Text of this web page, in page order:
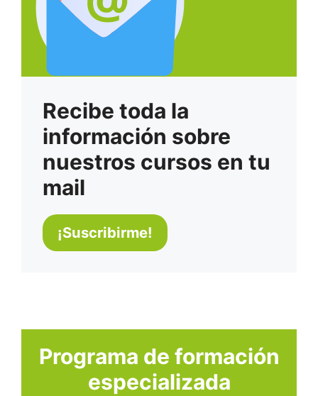
Recibe toda la
información sobre
nuestros cursos en tu
mail
Programa de formación
especializada